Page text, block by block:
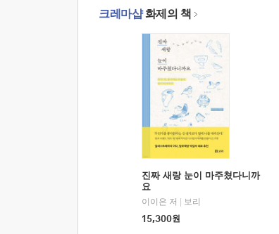
크레마샵화제의 책
진짜 새랑 눈이 마주쳤다니까
요
이이은 저
보리
15,300원